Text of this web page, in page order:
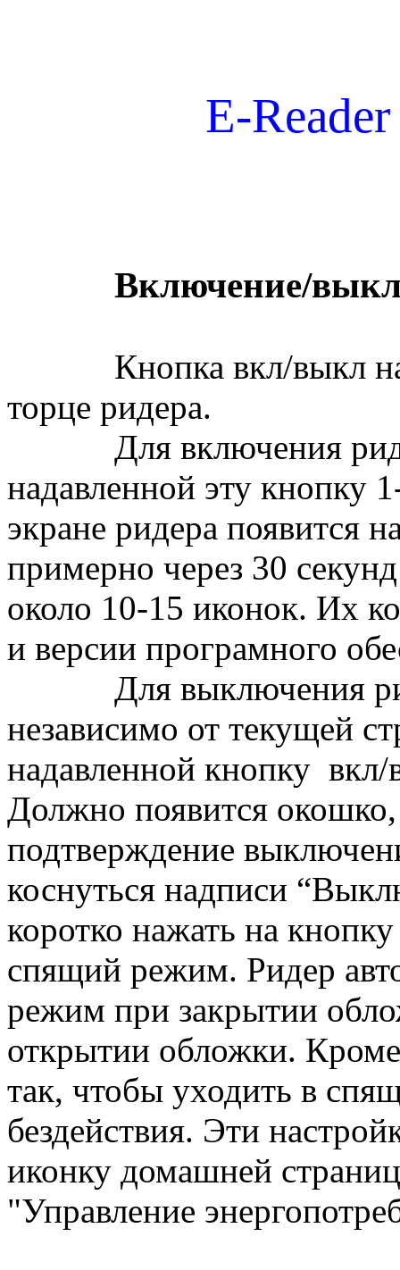
E-
Включение/
Кнопка вкл/выкл
торце ридера.
Для включения
надавленной эту кнопку
экране ридера появится
примерно через 30
около 10-15 иконок. Их
и версии програмного
Для выключения
независимо от текущей
надавленной кнопку вкл/
Должно появится
подтверждение
коснуться надписи
коротко нажать на
спящий режим. Ридер
режим при закрытии
открытии обложки.
так, чтобы уходить в
бездействия. Эти
иконку домашней
"Управление